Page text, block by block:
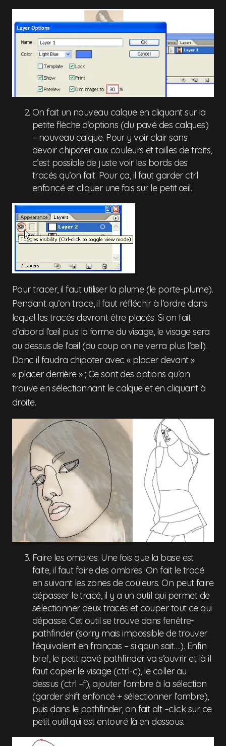
On fait un nouveau calque en cliquant sur la
petite flèche d’options (du pavé des calques)
– nouveau calque. Pour y voir clair sans
devoir chipoter aux couleurs et tailles de traits,
c’est possible de juste voir les bords des
tracés qu’on fait. Pour ça, il faut garder ctrl
enfoncé et cliquer une fois sur le petit œil.
Pour tracer, il faut utiliser la plume (le porte-plume).
Pendant qu’on trace, il faut réfléchir à l’ordre dans
lequel les tracés devront être placés. Si on fait
d’abord l’œil puis la forme du visage, le visage sera
au dessus de l’œil (du coup on ne verra plus l’œil).
Donc il faudra chipoter avec « placer devant »
« placer derrière » ; Ce sont des options qu’on
trouve en sélectionnant le calque et en cliquant à
droite.
Faire les ombres. Une fois que la base est
faite, il faut faire des ombres. On fait le tracé
en suivant les zones de couleurs. On peut faire
dépasser le tracé, il y a un outil qui permet de
sélectionner deux tracés et couper tout ce qui
dépasse. Cet outil se trouve dans fenêtre-
pathfinder (sorry mais impossible de trouver
l’équivalent en français – si qqun sait….). Enfin
bref, le petit pavé pathfinder va s’ouvrir et là il
faut copier le visage (ctrl-c), le coller au
dessus (ctrl –f), ajouter l’ombre à la sélection
(garder shift enfoncé + sélectionner l’ombre),
puis dans le pathfinder, on fait alt –click sur ce
petit outil qui est entouré là en dessous.